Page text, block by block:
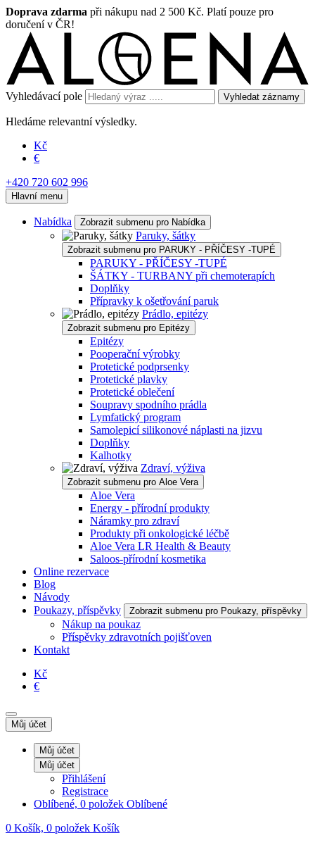
Doprava zdarma při nákupu nad 2 500 Kč. Platí pouze pro
doručení v ČR!
Vyhledávací pole Vyhledat záznamy
Hledáme relevantní výsledky.
Kč
€
+420 720 602 996
Hlavní menu
Nabídka Zobrazit submenu pro Nabídka
Paruky, šátky
Zobrazit submenu pro PARUKY - PŘÍČESY -TUPÉ
PARUKY - PŘÍČESY -TUPÉ
ŠÁTKY - TURBANY při chemoterapích
Doplňky
Přípravky k ošetřování paruk
Prádlo, epitézy
Zobrazit submenu pro Epitézy
Epitézy
Pooperační výrobky
Protetické podprsenky
Protetické plavky
Protetické oblečení
Soupravy spodního prádla
Lymfatický program
Samolepicí silikonové náplasti na jizvu
Doplňky
Kalhotky
Zdraví, výživa
Zobrazit submenu pro Aloe Vera
Aloe Vera
Energy - přírodní produkty
Náramky pro zdraví
Produkty při onkologické léčbě
Aloe Vera LR Health & Beauty
Saloos-přírodní kosmetika
Online rezervace
Blog
Návody
Poukazy, příspěvky
Zobrazit submenu pro Poukazy, příspěvky
Nákup na poukaz
Příspěvky zdravotních pojišťoven
Kontakt
Kč
€
Můj účet
Můj účet
Můj účet
Přihlášení
Registrace
Oblíbené, 0 položek Oblíbené
0 Košík, 0 položek Košík